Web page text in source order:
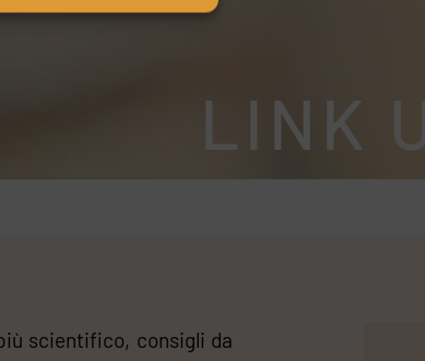
LINK
scientifico, consigli da